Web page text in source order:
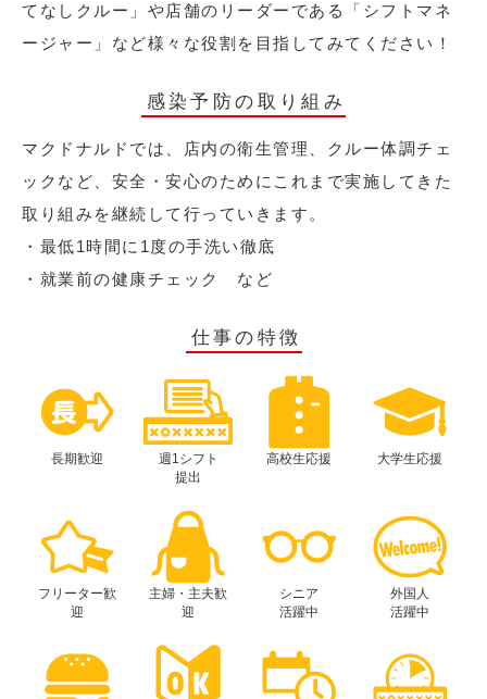
てなしクルー」や店舗のリーダーである「シフトマネ
ージャー」など様々な役割を目指してみてください！
感染予防の取り組み
マクドナルドでは、店内の衛生管理、クルー体調チェ
ックなど、安全・安心のためにこれまで実施してきた
取り組みを継続して行っていきます。
・最低1時間に1度の手洗い徹底
・就業前の健康チェック など
仕事の特徴
長期歓迎
週1シフト
提出
高校生応援 大学生応援
フリーター歓
迎
主婦・主夫歓
迎
シニア
活躍中
外国人
活躍中